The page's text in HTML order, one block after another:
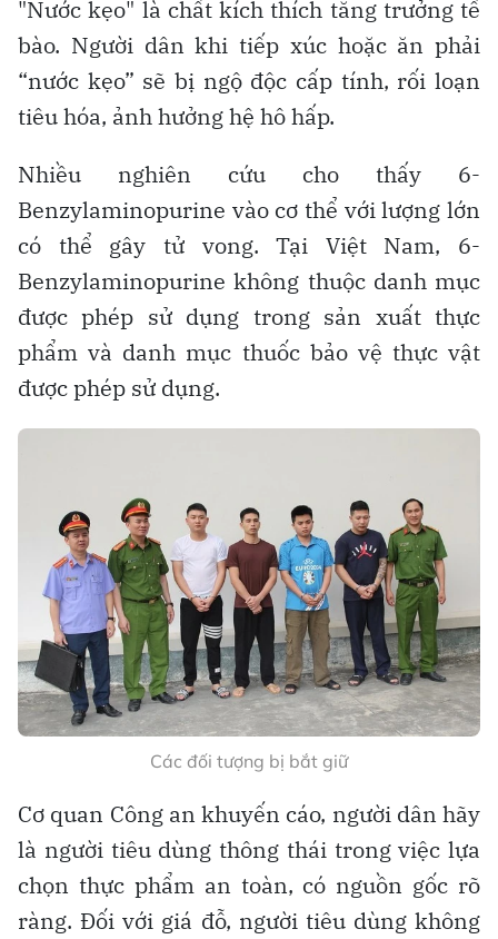
"Nước kẹo" là chất kích thích tăng trưởng tế
bào. Người dân khi tiếp xúc hoặc ăn phải
“nước kẹo” sẽ bị ngộ độc cấp tính, rối loạn
tiêu hóa, ảnh hưởng hệ hô hấp.
Nhiều nghiên cứu cho thấy 6-
Benzylaminopurine vào cơ thể với lượng lớn
có thể gây tử vong. Tại Việt Nam, 6-
Benzylaminopurine không thuộc danh mục
được phép sử dụng trong sản xuất thực
phẩm và danh mục thuốc bảo vệ thực vật
được phép sử dụng.
Các đối tượng bị bắt giữ
Cơ quan Công an khuyến cáo, người dân hãy
là người tiêu dùng thông thái trong việc lựa
chọn thực phẩm an toàn, có nguồn gốc rõ
ràng. Đối với giá đỗ, người tiêu dùng không